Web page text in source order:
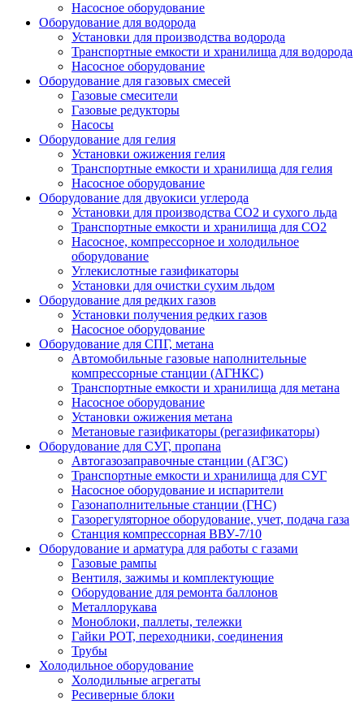
Насосное оборудование
Оборудование для водорода
Установки для производства водорода
Транспортные емкости и хранилища для водорода
Насосное оборудование
Оборудование для газовых смесей
Газовые смесители
Газовые редукторы
Насосы
Оборудование для гелия
Установки ожижения гелия
Транспортные емкости и хранилища для гелия
Насосное оборудование
Оборудование для двуокиси углерода
Установки для производства СО2 и сухого льда
Транспортные емкости и хранилища для CO2
Насосное, компрессорное и холодильное
оборудование
Углекислотные газификаторы
Установки для очистки сухим льдом
Оборудование для редких газов
Установки получения редких газов
Насосное оборудование
Оборудование для СПГ, метана
Автомобильные газовые наполнительные
компрессорные станции (АГНКС)
Транспортные емкости и хранилища для метана
Насосное оборудование
Установки ожижения метана
Метановые газификаторы (регазификаторы)
Оборудование для СУГ, пропана
Автогазозаправочные станции (АГЗС)
Транспортные емкости и хранилища для СУГ
Насосное оборудование и испарители
Газонаполнительные станции (ГНС)
Газорегуляторное оборудование, учет, подача газа
Станция компрессорная ВВУ-7/10
Оборудование и арматура для работы с газами
Газовые рампы
Вентиля, зажимы и комплектующие
Оборудование для ремонта баллонов
Металлорукава
Моноблоки, паллеты, тележки
Гайки РОТ, переходники, соединения
Трубы
Холодильное оборудование
Холодильные агрегаты
Ресиверные блоки